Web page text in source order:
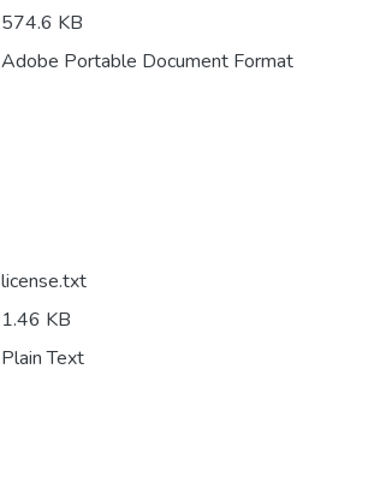
574.6 KB
Adobe Portable Document Format
license.txt
1.46 KB
Plain Text